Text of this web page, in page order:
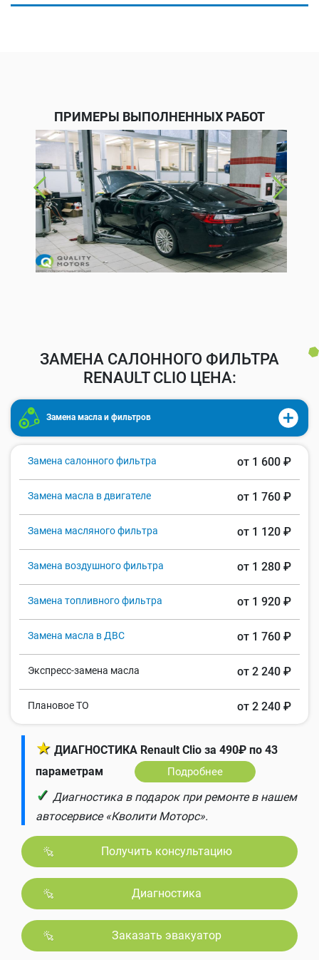
ПРИМЕРЫ ВЫПОЛНЕННЫХ РАБОТ
ЗАМЕНА САЛОННОГО ФИЛЬТРА
RENAULT CLIO ЦЕНА:
Замена масла и фильтров
Замена салонного фильтра от 1 600 ₽
Замена масла в двигателе от 1 760 ₽
Замена масляного фильтра от 1 120 ₽
Замена воздушного фильтра от 1 280 ₽
Замена топливного фильтра от 1 920 ₽
Замена масла в ДВС от 1 760 ₽
Экспресс-замена масла от 2 240 ₽
Плановое ТО от 2 240 ₽
★ ДИАГНОСТИКА Renault Clio за 490₽ по 43
параметрам
Подробнее
✓ Диагностика в подарок при ремонте в нашем
автосервисе «Кволити Моторс».
Получить консультацию
Диагностика
Заказать эвакуатор